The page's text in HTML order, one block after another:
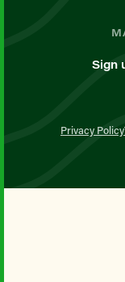
Sign
Privacy Policy